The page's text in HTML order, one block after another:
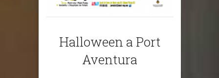
Halloween a Port
Aventura